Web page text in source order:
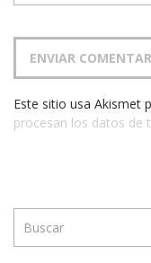
Este sitio usa Akismet
procesan los datos de